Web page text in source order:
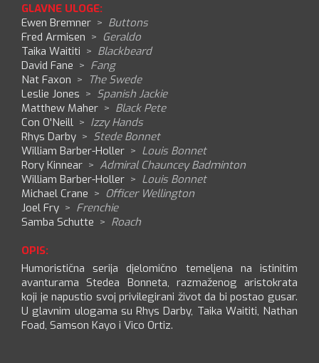
GLAVNE ULOGE:
Ewen Bremner > Buttons
Fred Armisen > Geraldo
Taika Waititi > Blackbeard
David Fane > Fang
Nat Faxon > The Swede
Leslie Jones > Spanish Jackie
Matthew Maher > Black Pete
Con O'Neill > Izzy Hands
Rhys Darby > Stede Bonnet
William Barber-Holler > Louis Bonnet
Rory Kinnear > Admiral Chauncey Badminton
William Barber-Holler > Louis Bonnet
Michael Crane > Officer Wellington
Joel Fry > Frenchie
Samba Schutte > Roach
OPIS:
Humoristična serija djelomično temeljena na istinitim
avanturama Stedea Bonneta, razmaženog aristokrata
koji je napustio svoj privilegirani život da bi postao gusar.
U glavnim ulogama su Rhys Darby, Taika Waititi, Nathan
Foad, Samson Kayo i Vico Ortiz.